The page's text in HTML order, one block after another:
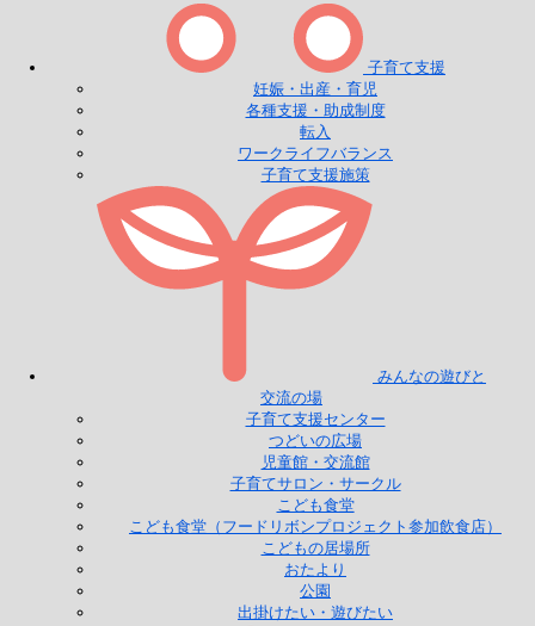
子育て支援
妊娠・出産・育児
各種支援・助成制度
転入
ワークライフバランス
子育て支援施策
みんなの遊びと
交流の場
子育て支援センター
つどいの広場
児童館・交流館
子育てサロン・サークル
こども食堂
こども食堂（フードリボンプロジェクト参加飲食店）
こどもの居場所
おたより
公園
出掛けたい・遊びたい